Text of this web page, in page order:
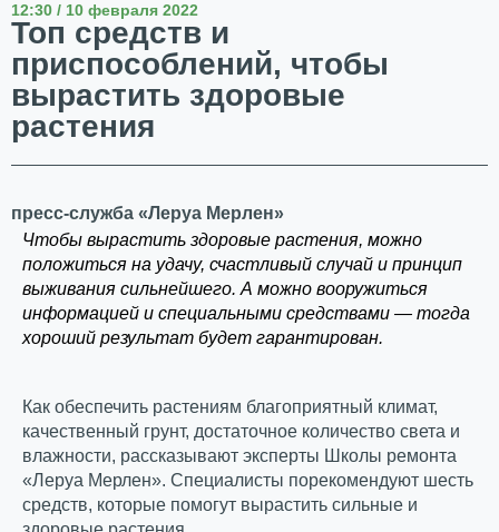
12:30 / 10 февраля 2022
Топ средств и
приспособлений, чтобы
вырастить здоровые
растения
пресс-служба «Леруа Мерлен»
Чтобы вырастить здоровые растения, можно
положиться на удачу, счастливый случай и принцип
выживания сильнейшего. А можно вооружиться
информацией и специальными средствами — тогда
хороший результат будет гарантирован.
Как обеспечить растениям благоприятный климат,
качественный грунт, достаточное количество света и
влажности, рассказывают эксперты Школы ремонта
«Леруа Мерлен». Специалисты порекомендуют шесть
средств, которые помогут вырастить сильные и